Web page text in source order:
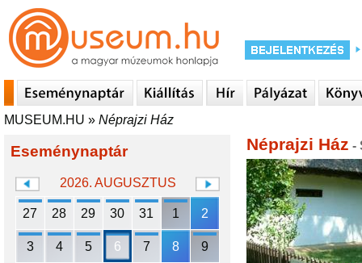
MUSEUM.HU » Néprajzi Ház
Eseménynaptár
2026. AUGUSZTUS
27 28 29 30 31 1 2
3 4 5 6 7 8 9
Néprajzi Ház -